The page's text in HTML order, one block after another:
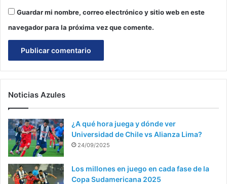
Guardar mi nombre, correo electrónico y sitio web en este
navegador para la próxima vez que comente.
Noticias Azules
¿A qué hora juega y dónde ver
Universidad de Chile vs Alianza Lima?
24/09/2025
Los millones en juego en cada fase de la
Copa Sudamericana 2025